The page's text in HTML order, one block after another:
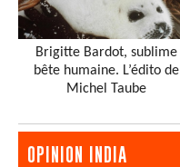
Brigitte Bardot, sublime
bête humaine. L’édito de
Michel Taube
OPINION INDIA